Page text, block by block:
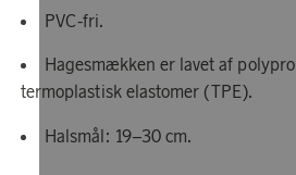
PVC-fri.
Hagesmækken er lavet af
termoplastisk elastomer (TPE).
Halsmål: 19–30 cm.